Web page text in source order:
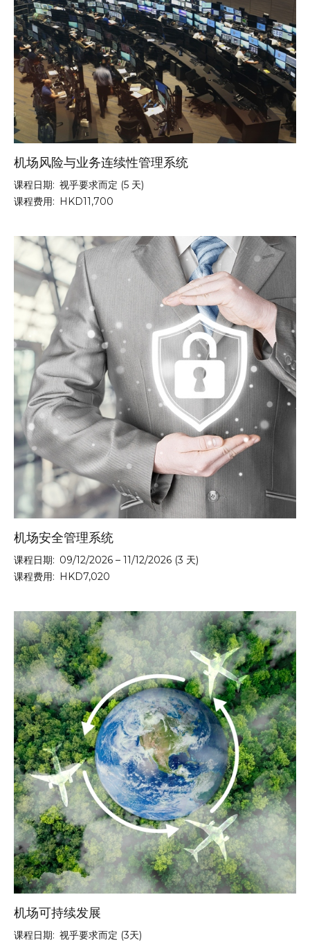
机场风险与业务连续性管理系统
课程日期: 视乎要求而定 (5 天)
课程费用: HKD11,700
机场安全管理系统
课程日期: 09/12/2026 – 11/12/2026 (3 天)
课程费用: HKD7,020
机场可持续发展
课程日期: 视乎要求而定 (3天)